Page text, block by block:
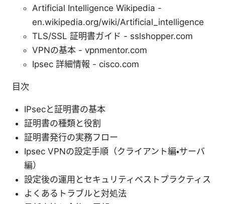
Artificial Intelligence Wikipedia -
en.wikipedia.org/wiki/Artificial_intelligence
TLS/SSL 証明書ガイド - sslshopper.com
VPNの基本 - vpnmentor.com
Ipsec 詳細情報 - cisco.com
目次
IPsecと証明書の基本
証明書の種類と役割
証明書発行の実務フロー
Ipsec VPNの設定手順（クライアント編・サーバ
編）
設定後の運用とセキュリティベストプラクティス
よくあるトラブルと対処法